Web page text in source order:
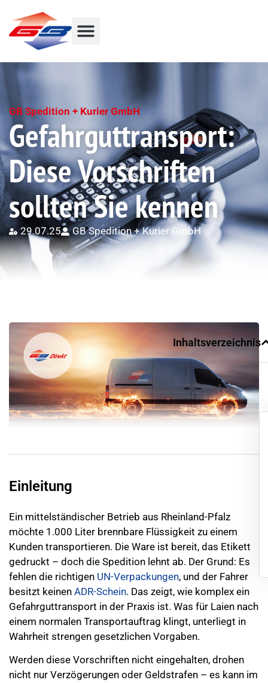
GB Spedition + Kurier GmbH
Gefahrguttransport:
Diese Vorschriften
sollten Sie kennen
29.07.25 GB Spedition + Kurier GmbH
Einleitung
Ein mittelständischer Betrieb aus Rheinland-Pfalz
möchte 1.000 Liter brennbare Flüssigkeit zu einem
Kunden transportieren. Die Ware ist bereit, das Etikett
gedruckt – doch die Spedition lehnt ab. Der Grund: Es
fehlen die richtigen UN-Verpackungen, und der Fahrer
besitzt keinen ADR-Schein. Das zeigt, wie komplex ein
Gefahrguttransport in der Praxis ist. Was für Laien nach
einem normalen Transportauftrag klingt, unterliegt in
Wahrheit strengen gesetzlichen Vorgaben.
Werden diese Vorschriften nicht eingehalten, drohen
nicht nur Verzögerungen oder Geldstrafen – es kann im
Inhaltsverzeichnis